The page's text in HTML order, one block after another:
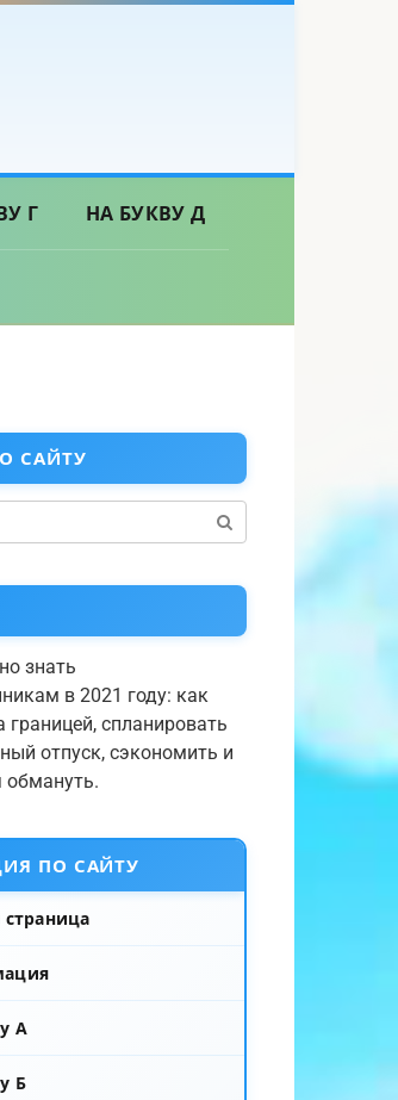
Г НА БУКВУ Д
САЙТУ
знать
в 2021 году: как
границей, спланировать
отпуск, сэкономить и
обмануть.
ПО САЙТУ
страница
А
Б